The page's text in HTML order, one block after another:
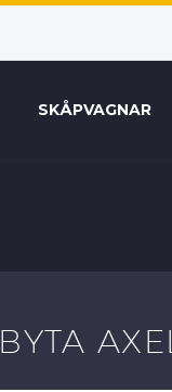
SKÅPVAGNAR
BYTA